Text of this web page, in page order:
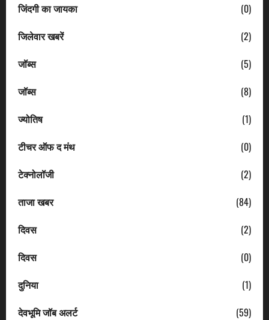
जिंदगी का जायका
(0)
जिलेवार खबरें
(2)
जॉब्स
(5)
जॉब्स
(8)
ज्योतिष
(1)
टीचर ऑफ द मंथ
(0)
टेक्नोलॉजी
(2)
ताजा खबर
(84)
दिवस
(2)
दिवस
(0)
दुनिया
(1)
देवभूमि जॉब अलर्ट
(59)